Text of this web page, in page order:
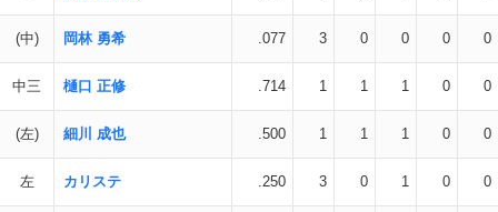
(中) 岡林 勇希 .077 3 0 0 0 0
中三 樋口 正修 .714 1 1 1 0 0
(左) 細川 成也 .500 1 1 1 0 0
左 カリステ .250 3 0 1 0 0